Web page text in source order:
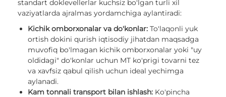
standart doklevellerlar kuchsiz bo'lgan turli xil
vaziyatlarda ajralmas yordamchiga aylantiradi:
Kichik omborxonalar va do'konlar: To'laqonli yuk
ortish dokini qurish iqtisodiy jihatdan maqsadga
muvofiq bo'lmagan kichik omborxonalar yoki "uy
oldidagi" do'konlar uchun MT ko'prigi tovarni tez
va xavfsiz qabul qilish uchun ideal yechimga
aylanadi.
Kam tonnali transport bilan ishlash: Ko'pincha